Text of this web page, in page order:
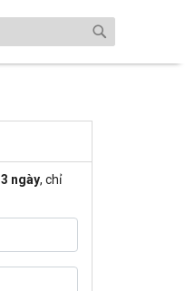
3 ngày, chỉ